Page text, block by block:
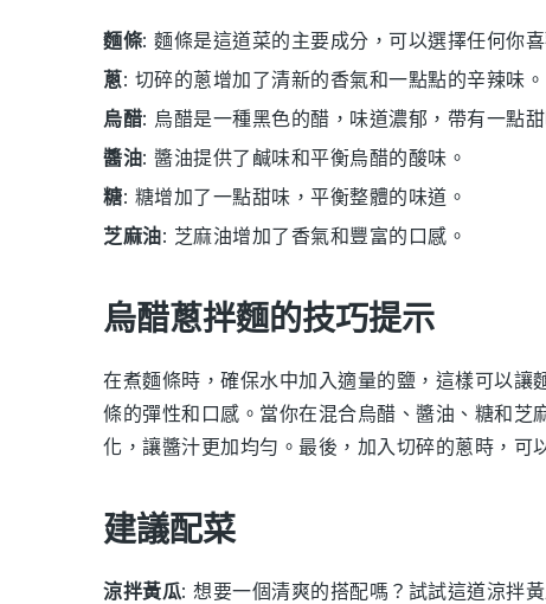
麵條: 麵條是這道菜的主要成分，可以選擇任何你
蔥: 切碎的蔥增加了清新的香氣和一點點的辛辣味。
烏醋: 烏醋是一種黑色的醋，味道濃郁，帶有一點甜
醬油: 醬油提供了鹹味和平衡烏醋的酸味。
糖: 糖增加了一點甜味，平衡整體的味道。
芝麻油: 芝麻油增加了香氣和豐富的口感。
烏醋蔥拌麵的技巧提示
在煮麵條時，確保水中加入適量的鹽，這樣可以
條的彈性和口感。當你在混合烏醋 、 醬油 、 糖和芝
化，讓醬汁更加均勻。最後，加入切碎的蔥 時，可
建議配菜
涼拌黃瓜: 想要一個清爽的搭配嗎？試試這道涼拌